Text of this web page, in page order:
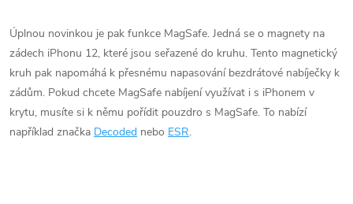
Úplnou novinkou je pak funkce MagSafe. Jedná se o magnety na
zádech iPhonu 12, které jsou seřazené do kruhu. Tento magnetický
kruh pak napomáhá k přesnému napasování bezdrátové nabíječky k
zádům. Pokud chcete MagSafe nabíjení využívat i s iPhonem v
krytu, musíte si k němu pořídit pouzdro s MagSafe. To nabízí
například značka Decoded nebo ESR.